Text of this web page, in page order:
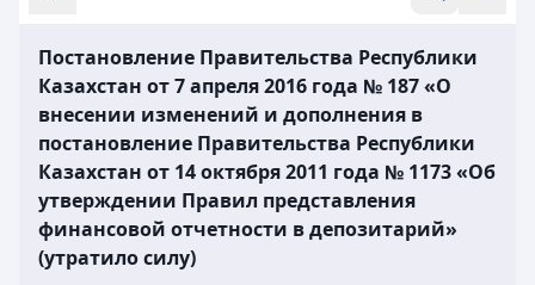
Постановление Правительства Республики
Казахстан от 7 апреля 2016 года № 187 «О
внесении изменений и дополнения в
постановление Правительства Республики
Казахстан от 14 октября 2011 года № 1173 «Об
утверждении Правил представления
финансовой отчетности в депозитарий»
(утратило силу)